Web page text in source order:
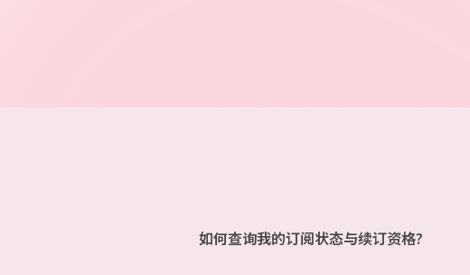
如何查询我的订阅状态与续订资格?